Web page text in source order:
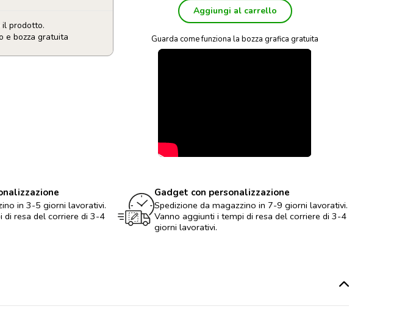
prodotto.
e bozza gratuita
Aggiungi al carrello
Guarda come funziona la bozza grafica gratuita
in 3-5 giorni lavorativi.
di resa del corriere di 3-4
Gadget con personalizzazione
Spedizione da magazzino in 7-9 giorni lavorativi.
Vanno aggiunti i tempi di resa del corriere di 3-4
giorni lavorativi.